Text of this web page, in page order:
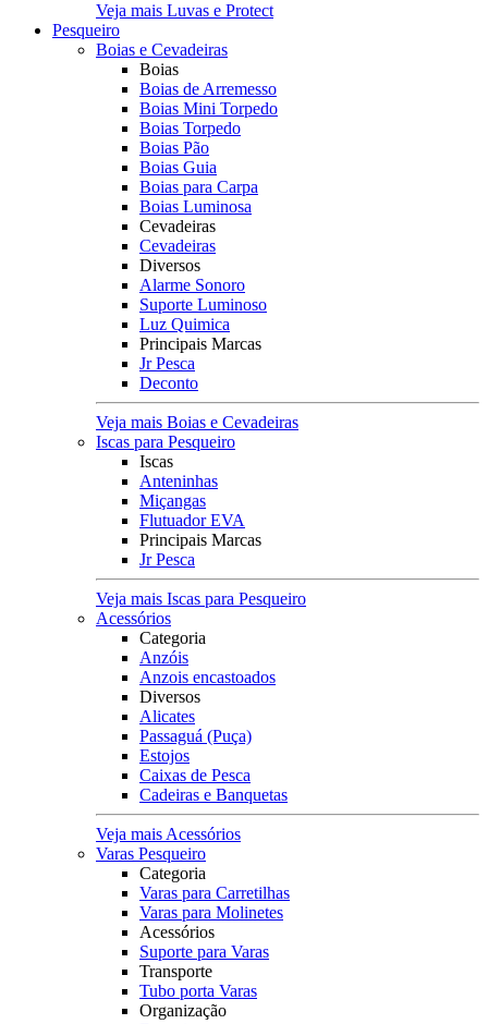
Veja mais Luvas e Protect
Pesqueiro
Boias e Cevadeiras
Boias
Boias de Arremesso
Boias Mini Torpedo
Boias Torpedo
Boias Pão
Boias Guia
Boias para Carpa
Boias Luminosa
Cevadeiras
Cevadeiras
Diversos
Alarme Sonoro
Suporte Luminoso
Luz Quimica
Principais Marcas
Jr Pesca
Deconto
Veja mais Boias e Cevadeiras
Iscas para Pesqueiro
Iscas
Anteninhas
Miçangas
Flutuador EVA
Principais Marcas
Jr Pesca
Veja mais Iscas para Pesqueiro
Acessórios
Categoria
Anzóis
Anzois encastoados
Diversos
Alicates
Passaguá (Puça)
Estojos
Caixas de Pesca
Cadeiras e Banquetas
Veja mais Acessórios
Varas Pesqueiro
Categoria
Varas para Carretilhas
Varas para Molinetes
Acessórios
Suporte para Varas
Transporte
Tubo porta Varas
Organização